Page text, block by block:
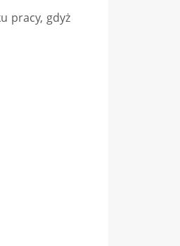
pracy, gdyż